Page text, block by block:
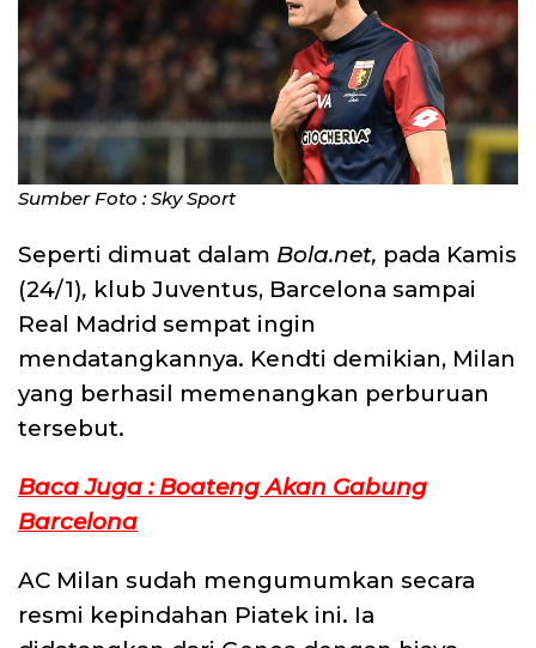
Sumber Foto : Sky Sport
Seperti dimuat dalam Bola.net, pada Kamis
(24/1), klub Juventus, Barcelona sampai
Real Madrid sempat ingin
mendatangkannya. Kendti demikian, Milan
yang berhasil memenangkan perburuan
tersebut.
Baca Juga : Boateng Akan Gabung
Barcelona
AC Milan sudah mengumumkan secara
resmi kepindahan Piatek ini. Ia